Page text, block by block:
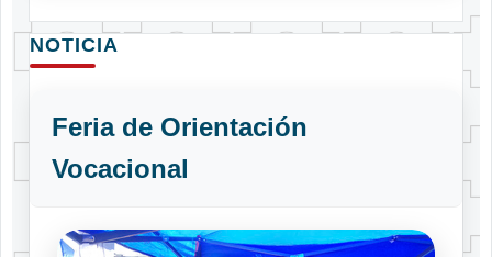
NOTICIA
Feria de Orientación
Vocacional